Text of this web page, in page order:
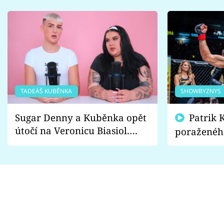
TADEÁŠ KUBĚNKA
Sugar Denny a Kuběnka opět
útočí na Veronicu Biasiol.
Proč je podle nich falešná a
SHOWBYZNYS
fanoušci